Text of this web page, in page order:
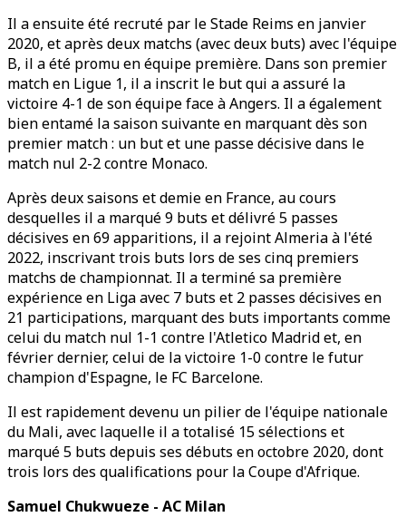
Il a ensuite été recruté par le Stade Reims en janvier
2020, et après deux matchs (avec deux buts) avec l'équipe
B, il a été promu en équipe première. Dans son premier
match en Ligue 1, il a inscrit le but qui a assuré la
victoire 4-1 de son équipe face à Angers. Il a également
bien entamé la saison suivante en marquant dès son
premier match : un but et une passe décisive dans le
match nul 2-2 contre Monaco.
Après deux saisons et demie en France, au cours
desquelles il a marqué 9 buts et délivré 5 passes
décisives en 69 apparitions, il a rejoint Almeria à l'été
2022, inscrivant trois buts lors de ses cinq premiers
matchs de championnat. Il a terminé sa première
expérience en Liga avec 7 buts et 2 passes décisives en
21 participations, marquant des buts importants comme
celui du match nul 1-1 contre l'Atletico Madrid et, en
février dernier, celui de la victoire 1-0 contre le futur
champion d'Espagne, le FC Barcelone.
Il est rapidement devenu un pilier de l'équipe nationale
du Mali, avec laquelle il a totalisé 15 sélections et
marqué 5 buts depuis ses débuts en octobre 2020, dont
trois lors des qualifications pour la Coupe d'Afrique.
Samuel Chukwueze - AC Milan